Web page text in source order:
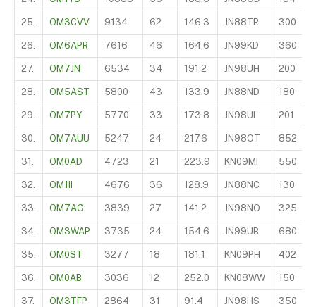
25. OM3CVV 9134 62 146.3 JN88TR 300
26. OM6APR 7616 46 164.6 JN99KD 360
27. OM7JN 6534 34 191.2 JN98UH 200
28. OM5AST 5800 43 133.9 JN88ND 180
29. OM7PY 5770 33 173.8 JN98UI 201
30. OM7AUU 5247 24 217.6 JN98OT 852
31. OM0AD 4723 21 223.9 KN09MI 550
32. OM1II 4676 36 128.9 JN88NC 130
33. OM7AG 3839 27 141.2 JN98NO 325
34. OM3WAP 3735 24 154.6 JN99UB 680
35. OM0ST 3277 18 181.1 KN09PH 402
36. OM0AB 3036 12 252.0 KN08WW 150
37. OM3TFP 2864 31 91.4 JN98HS 350